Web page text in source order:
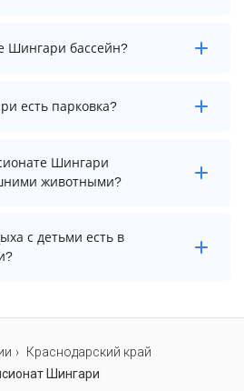
14:00, а выезд необходимо
Шингари бассейн?
пансионата Шингари
открытый сезонный бассейн,
уточнить по телефону у
есть парковка?
есть парковка, уточните
у менеджера,
Шингари
животными?
животными запрещено.
с детьми есть в
защитные барьеры для
и детский клуб. Также на
бассейн.
Краснодарский край
Шингари